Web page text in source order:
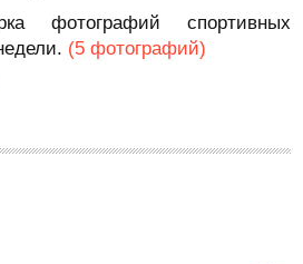
фотографий спортивных
(5 фотографий)